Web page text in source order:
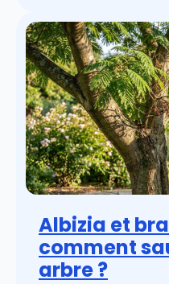
Albizia et
comment
arbre ?